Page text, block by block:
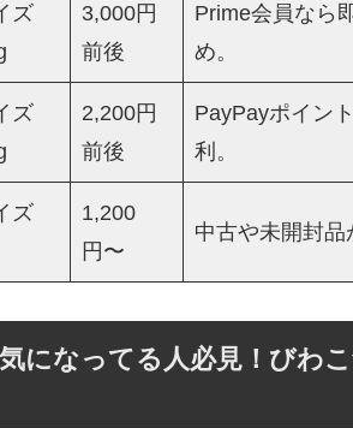
ズ
3,000円
前後
Prime会員なら
め。
ズ
2,200円
前後
PayPayポイン
利。
ズ
1,200
円〜
中古や未開封品
になってる人必見！びわ